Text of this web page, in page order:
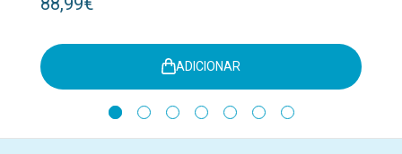
ADICIONAR